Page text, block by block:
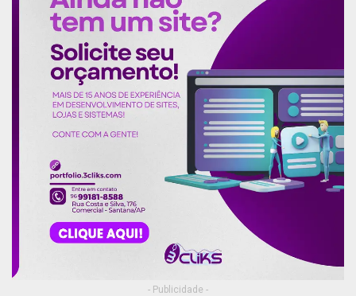
- Publicidade -